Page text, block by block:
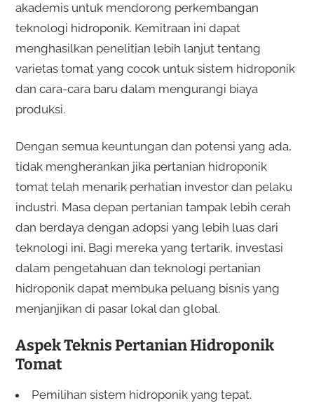
akademis untuk mendorong perkembangan
teknologi hidroponik. Kemitraan ini dapat
menghasilkan penelitian lebih lanjut tentang
varietas tomat yang cocok untuk sistem hidroponik
dan cara-cara baru dalam mengurangi biaya
produksi.
Dengan semua keuntungan dan potensi yang ada,
tidak mengherankan jika pertanian hidroponik
tomat telah menarik perhatian investor dan pelaku
industri. Masa depan pertanian tampak lebih cerah
dan berdaya dengan adopsi yang lebih luas dari
teknologi ini. Bagi mereka yang tertarik, investasi
dalam pengetahuan dan teknologi pertanian
hidroponik dapat membuka peluang bisnis yang
menjanjikan di pasar lokal dan global.
Aspek Teknis Pertanian Hidroponik
Tomat
Pemilihan sistem hidroponik yang tepat.